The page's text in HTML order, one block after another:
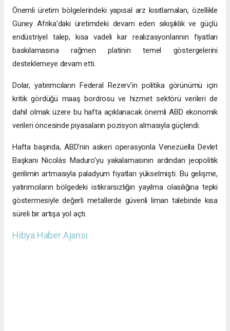
Önemli üretim bölgelerindeki yapısal arz kısıtlamaları, özellikle
Güney Afrika'daki üretimdeki devam eden sıkışıklık ve güçlü
endüstriyel talep, kısa vadeli kar realizasyonlarının fiyatları
baskılamasına rağmen platinin temel göstergelerini
desteklemeye devam etti.
Dolar, yatırımcıların Federal Rezerv'in politika görünümü için
kritik gördüğü maaş bordrosu ve hizmet sektörü verileri de
dahil olmak üzere bu hafta açıklanacak önemli ABD ekonomik
verileri öncesinde piyasaların pozisyon almasıyla güçlendi.
Hafta başında, ABD'nin askeri operasyonla Venezüella Devlet
Başkanı Nicolás Maduro'yu yakalamasının ardından jeopolitik
gerilimin artmasıyla paladyum fiyatları yükselmişti. Bu gelişme,
yatırımcıların bölgedeki istikrarsızlığın yayılma olasılığına tepki
göstermesiyle değerli metallerde güvenli liman talebinde kısa
süreli bir artışa yol açtı.
Hibya Haber Ajansı